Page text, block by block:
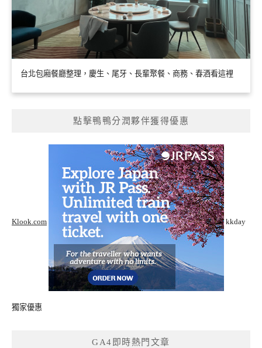
台北包廂餐廳整理，慶生、尾牙、長輩聚餐、商務、春酒看這裡
點擊鴨鴨分潤夥伴獲得優惠
Klook.com kkday
獨家優惠
GA4即時熱門文章